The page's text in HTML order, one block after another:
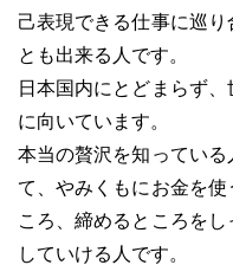
己表現できる仕事に巡
とも出来る人です。
日本国内にとどまらず
に向いています。
本当の贅沢を知ってい
て、やみくもにお金を
ころ、締めるところを
していける人です。